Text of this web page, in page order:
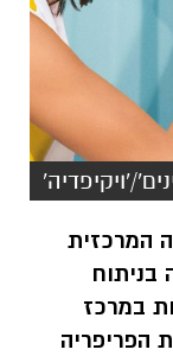
'ויקיפדיה'
המרכזית
במרכז
הפריפריה